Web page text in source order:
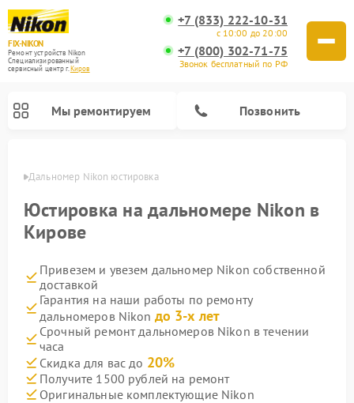
FIX-NIKON
Ремонт устройств Nikon
Специализированный
cервисный центр г.Киров
+7 (833) 222-10-31
с 10:00 до 20:00
+7 (800) 302-71-75
Звонок бесплатный по РФ
Мы ремонтируем Позвонить
Дальномер Nikon юстировка
Юстировка на дальномере Nikon в
Кирове
Привезем и увезем дальномер Nikon собственной
доставкой
Гарантия на наши работы по ремонту
дальномеров Nikon до 3-х лет
Срочный ремонт дальномеров Nikon в течении
часа
Скидка для вас до 20%
Получите 1500 рублей на ремонт
Оригинальные комплектующие Nikon